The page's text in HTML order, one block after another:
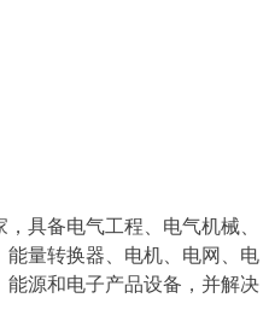
具备电气工程、电气机械、
量转换器、电机、电网、电
源和电子产品设备，并解决